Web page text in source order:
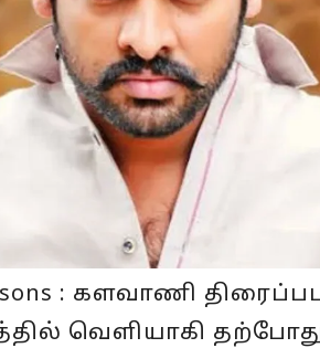
sons : களவாணி
வெளியாகி தற்போது